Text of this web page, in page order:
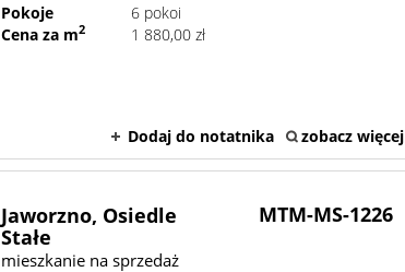
Pokoje
6 pokoi
Cena za m2 1 880,00 zł
Dodaj do notatnika zobacz więcej
Jaworzno, Osiedle
Stałe
mieszkanie na sprzedaż
MTM-MS-1226